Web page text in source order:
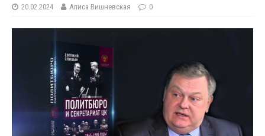
20.02.2024 Алиса Вишневская 0